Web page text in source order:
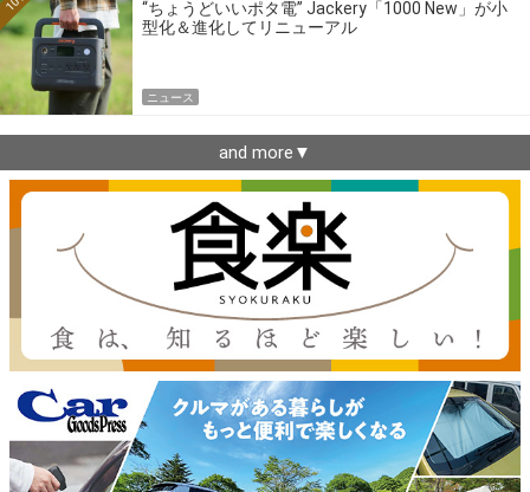
“ちょうどいいポタ電” Jackery「1000 New」が小
型化＆進化してリニューアル
ニュース
and more▼